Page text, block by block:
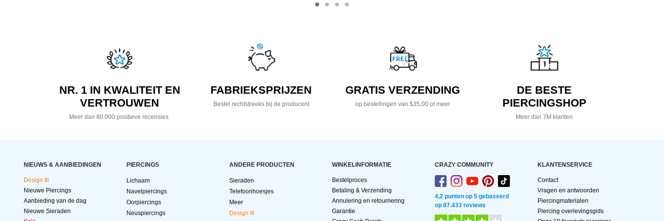
NR. 1 IN KWALITEIT EN
VERTROUWEN
Meer dan 80.000 positieve recensies.
FABRIEKSPRIJZEN
Bestel rechtstreeks bij de producent
GRATIS VERZENDING
op bestellingen van $35,00 of meer
DE BESTE
PIERCINGSHOP
Meer dan 7M klanten
NIEUWS & AANBIEDINGEN
Design It!
Nieuwe Piercings
Aanbieding van de dag
Nieuwe Sieraden
PIERCINGS
Lichaam
Navelpiercings
Oorpiercings
Neuspiercings
ANDERE PRODUCTEN
Sieraden
Telefoonhoesjes
Meer
Design It!
WINKELINFORMATIE
Bestelproces
Betaling & Verzending
Annulering en retournering
Garantie
CRAZY COMMUNITY
4,2 punten op 5 gebaseerd
op 87.433 reviews
KLANTENSERVICE
Contact
Vragen en antwoorden
Piercingmaterialen
Piercing overlevingsgids